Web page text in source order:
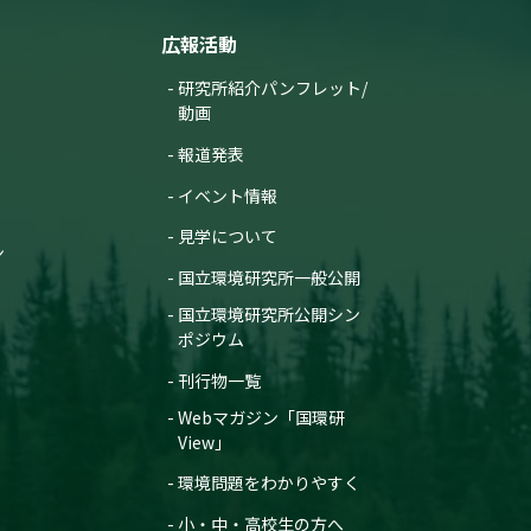
広報活動
研究所紹介パンフレット/
動画
報道発表
イベント情報
見学について
国立環境研究所一般公開
国立環境研究所公開シン
ポジウム
刊行物一覧
Webマガジン「国環研
View」
環境問題をわかりやすく
小・中・高校生の方へ